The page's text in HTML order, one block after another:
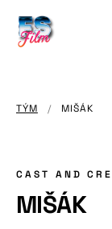
OBSAHU
TÝM / MIŠÁK
CAST AND
MIŠÁK